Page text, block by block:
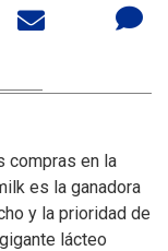
compras en la
es la ganadora
y la prioridad de
lácteo